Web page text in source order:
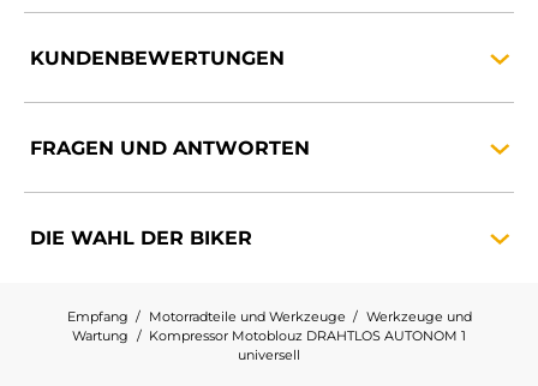
KUNDENBEWERTUNGEN
FRAGEN UND ANTWORTEN
DIE WAHL DER BIKER
Empfang Motorradteile und Werkzeuge
Werkzeuge und
Wartung
Kompressor Motoblouz DRAHTLOS AUTONOM 1
universell